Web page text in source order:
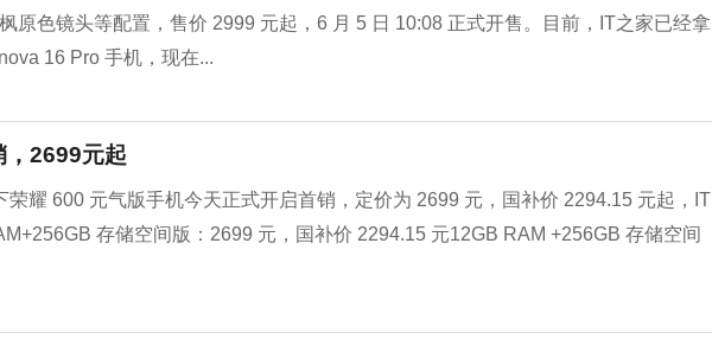
原色镜头等配置，售价 2999 元起，6 月 5 日 10:08 正式开售。目前，IT之家已经拿
16 Pro 手机，现在...
，2699元起
荣耀 600 元气版手机今天正式开启首销，定价为 2699 元，国补价 2294.15 元起，IT
存储空间版：2699 元，国补价 2294.15 元12GB RAM +256GB 存储空间